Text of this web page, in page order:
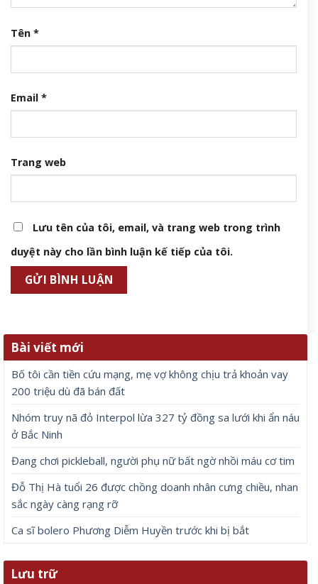
Đỗ Thị Hà tuổi 26 được chồng doanh nhân cưng chiều, nhan sắc
ngày càng rạng rỡ
Để lại một bình luận
Bình luận*
Tên*
Email *
Trang web
Lưu tên của tôi, email, và trang web trong trình
duyệt này cho lần bình luận kế tiếp của tôi.